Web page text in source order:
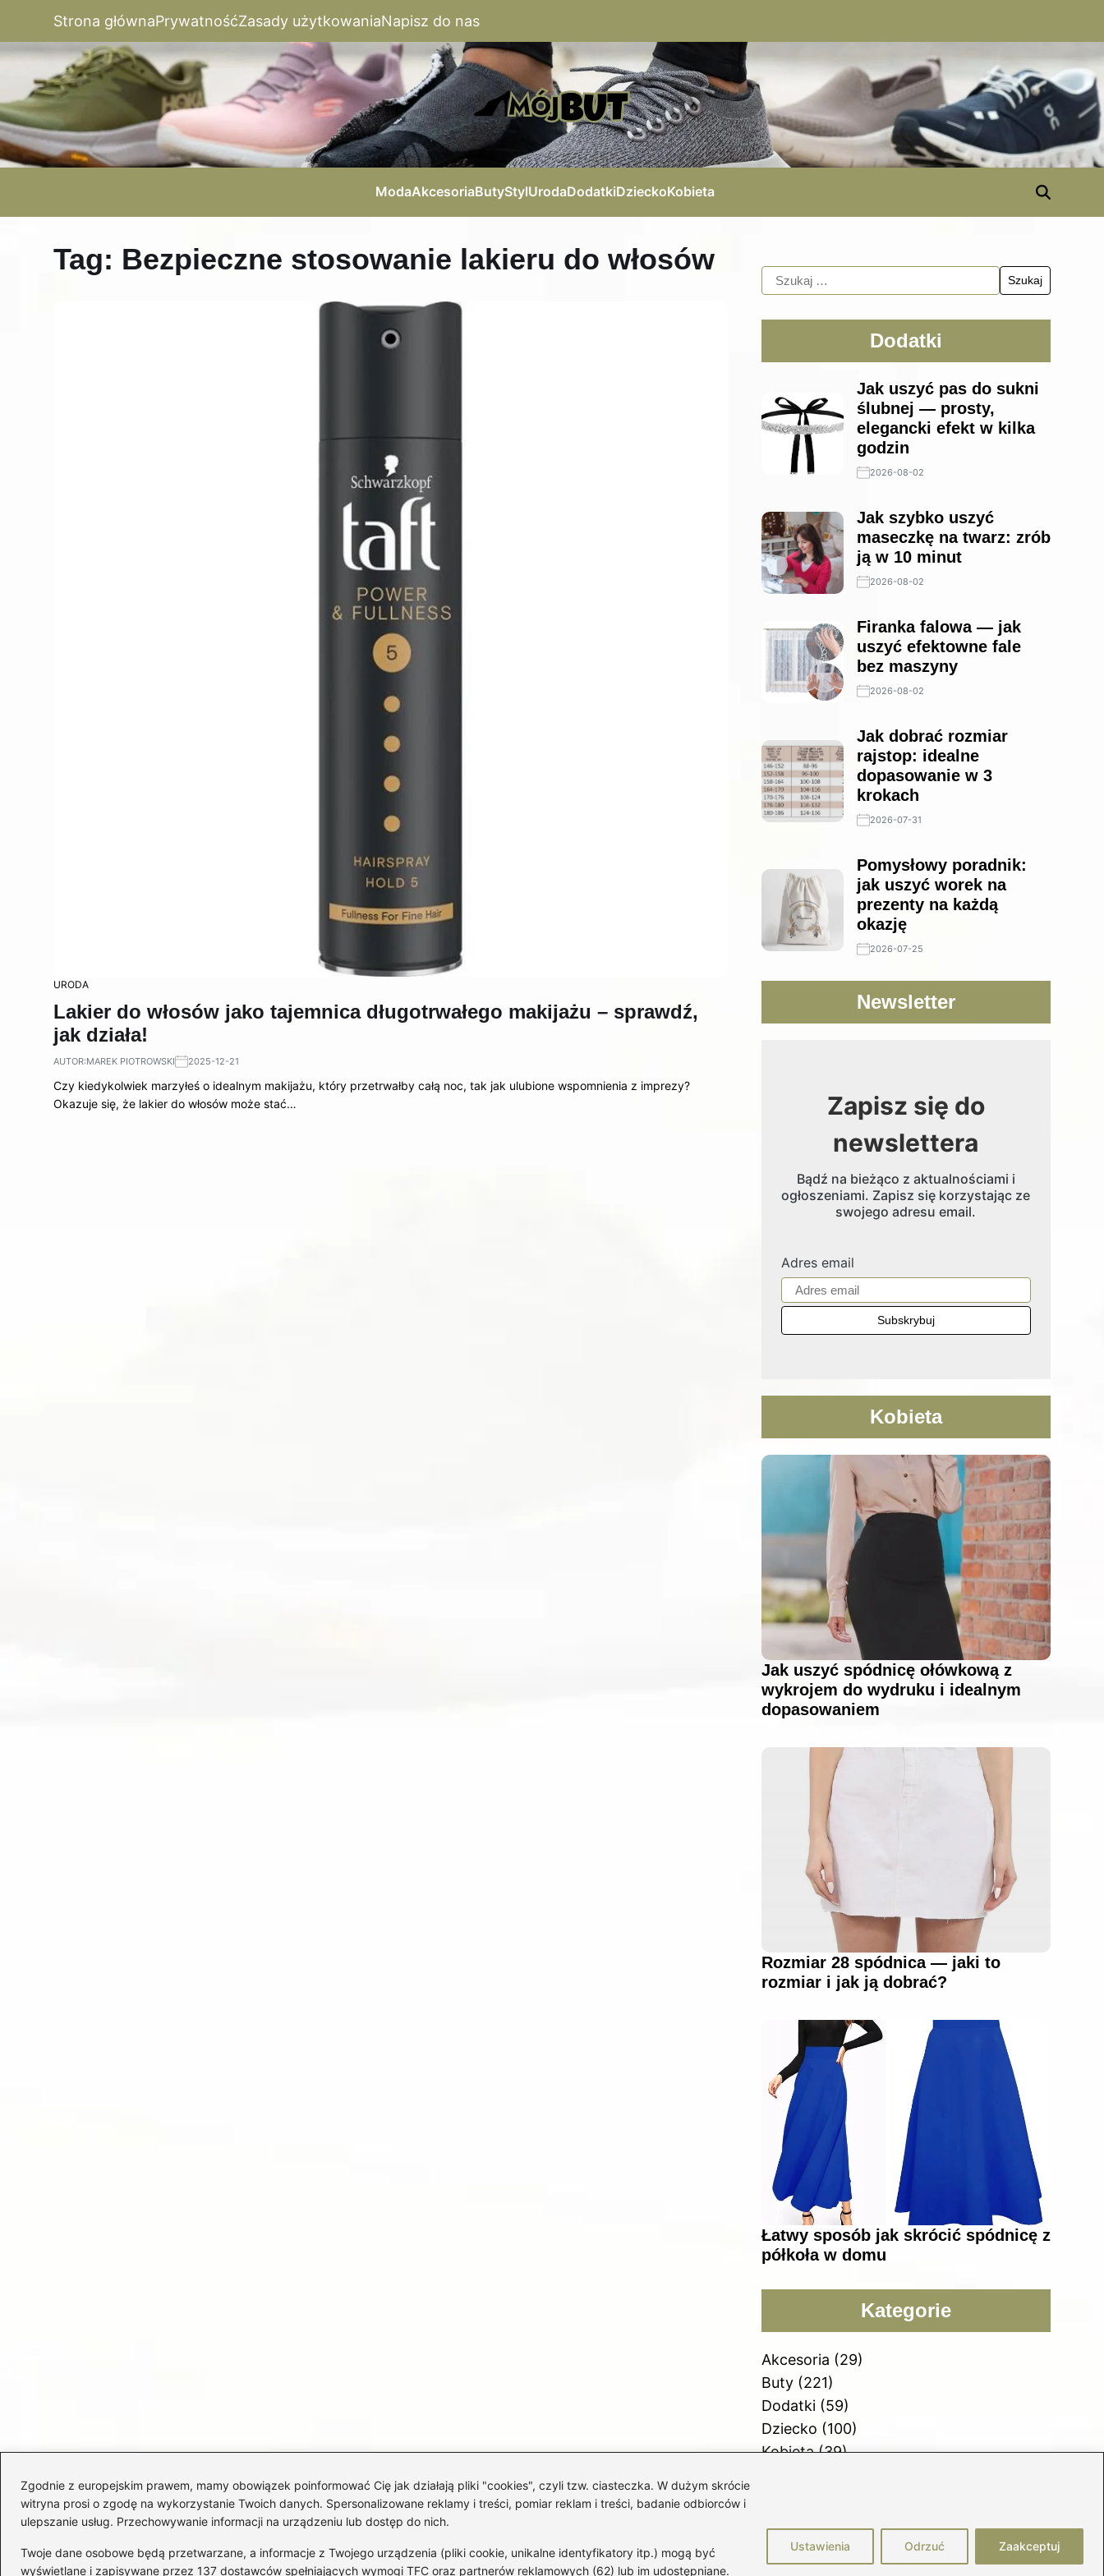
Zgodnie z europejskim prawem, mamy obowiązek poinformować Cię jak działają pliki "cookies", czyli tzw. ciasteczka. W dużym skrócie
witryna prosi o zgodę na wykorzystanie Twoich danych. Spersonalizowane reklamy i treści, pomiar reklam i treści, badanie odbiorców i
ulepszanie usług. Przechowywanie informacji na urządzeniu lub dostęp do nich.
Twoje dane osobowe będą przetwarzane, a informacje z Twojego urządzenia (pliki cookie, unikalne identyfikatory itp.) mogą być
wyświetlane i zapisywane przez 137 dostawców spełniających wymogi TFC oraz partnerów reklamowych (62) lub im udostępniane.
Ustawienia Odrzuć Zaakceptuj
Strona głównaPrywatnośćZasady użytkowaniaNapisz do nas
ModaAkcesoriaButyStylUrodaDodatkiDzieckoKobieta
Tag: Bezpieczne stosowanie lakieru do włosów
URODA
Lakier do włosów jako tajemnica długotrwałego makijażu – sprawdź,
jak działa!
AUTOR:MAREK PIOTROWSKI 2025-12-21
Czy kiedykolwiek marzyłeś o idealnym makijażu, który przetrwałby całą noc, tak jak ulubione wspomnienia z imprezy?
Okazuje się, że lakier do włosów może stać…
Dodatki
Jak uszyć pas do sukni
ślubnej — prosty,
elegancki efekt w kilka
godzin
2026-08-02
Jak szybko uszyć
maseczkę na twarz: zrób
ją w 10 minut
2026-08-02
Firanka falowa — jak
uszyć efektowne fale
bez maszyny
2026-08-02
Jak dobrać rozmiar
rajstop: idealne
dopasowanie w 3
krokach
2026-07-31
Pomysłowy poradnik:
jak uszyć worek na
prezenty na każdą
okazję
2026-07-25
Newsletter
Zapisz się do
newslettera
Bądź na bieżąco z aktualnościami i
ogłoszeniami. Zapisz się korzystając ze
swojego adresu email.
Adres email
Kobieta
Jak uszyć spódnicę ołówkową z
wykrojem do wydruku i idealnym
dopasowaniem
Rozmiar 28 spódnica — jaki to
rozmiar i jak ją dobrać?
Łatwy sposób jak skrócić spódnicę z
półkoła w domu
Kategorie
Akcesoria (29)
Buty(221)
Dodatki(59)
Dziecko (100)
Kobieta(39)